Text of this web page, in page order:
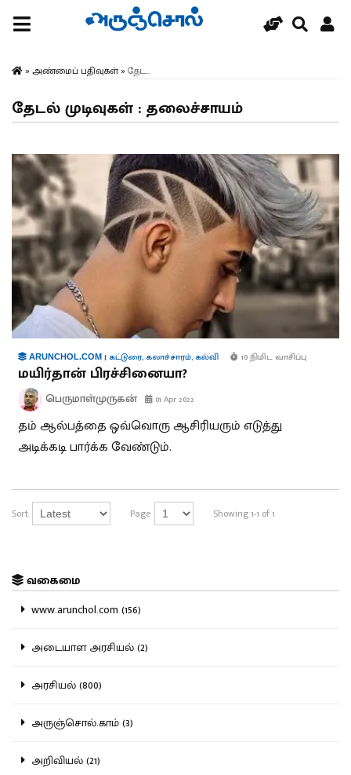
» அண்மைப் பதிவுகள்» தேட...
தேடல் முடிவுகள் : தலைச்சாயம்
ARUNCHOL.COM | கட்டுரை, கலாச்சாரம், கல்வி 10 நிமிட வாசிப்பு
மயிர்தான் பிரச்சினையா?
பெருமாள்முருகன் 01 Apr 2022
தம் ஆல்பத்தை ஒவ்வொரு ஆசிரியரும் எடுத்து
அடிக்கடி பார்க்க வேண்டும்.
Sort Page Showing 1-1 of 1
வகைமை
www.arunchol.com (156)
அடையாள அரசியல் (2)
அரசியல் (800)
அருஞ்சொல்.காம் (3)
அறிவியல் (21)